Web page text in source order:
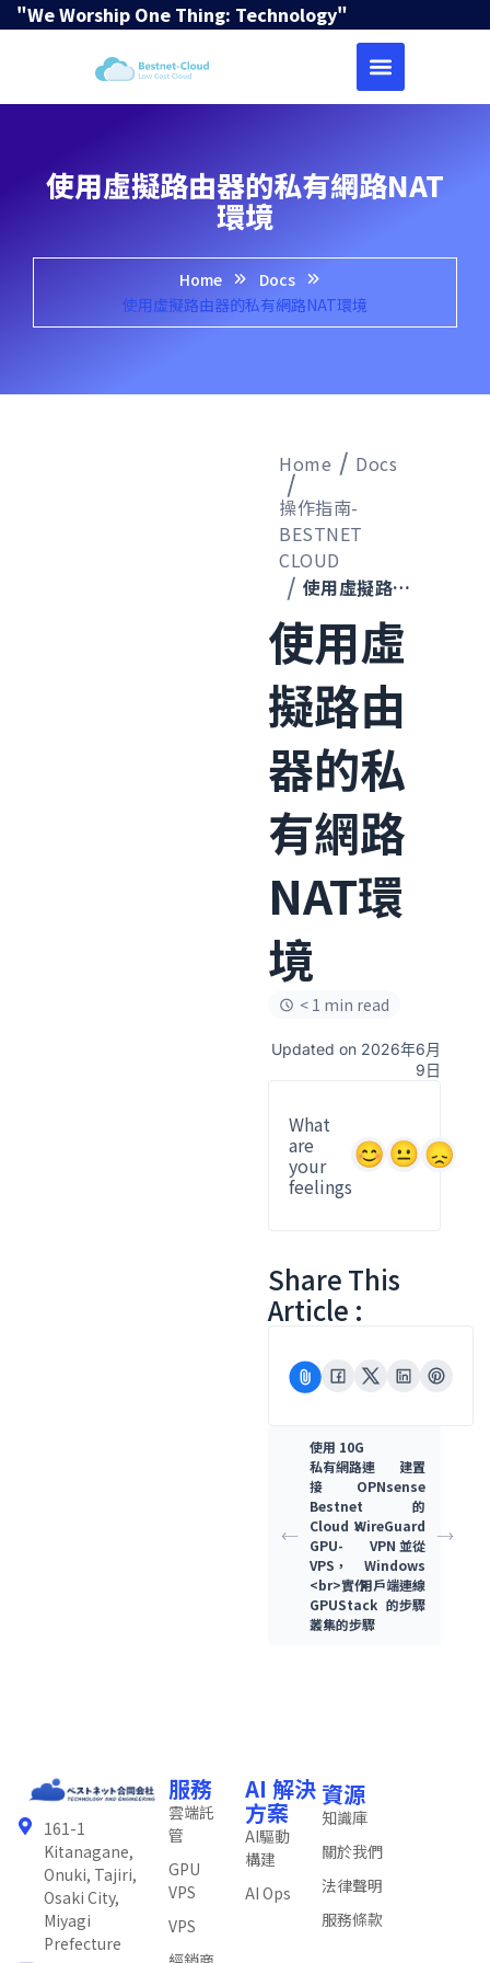
"We Worship One Thing: Technology"
使用虛擬路由器的私有網路NAT
環境
Home
Docs
使用虛擬路由器的私有網路NAT環境
Home
Docs
操作指南-
BESTNET
CLOUD
使用虛擬路由器的私有網路NAT環境
使用虛
擬路由
器的私
有網路
NAT環
境
< 1 min read
Updated on 2026年6月
9日
What
are
your
feelings
Share This
Article :
使用 10G
私有網路連
接
Bestnet
Cloud ×
GPU-
VPS，
<br>實作
GPUStack
叢集的步驟
建置
OPNsense
的
WireGuard
VPN 並從
Windows
用戶端連線
的步驟
161-1
Kitanagane,
Onuki, Tajiri,
Osaki City,
Miyagi
Prefecture
服務
雲端託
管
GPU
VPS
VPS
AI 解決
方案
AI驅動
構建
AI Ops
資源
知識庫
關於我們
法律聲明
服務條款